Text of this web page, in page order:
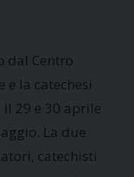
dal Centro
e la catechesi
il 29 e 30 aprile
La due
catechisti